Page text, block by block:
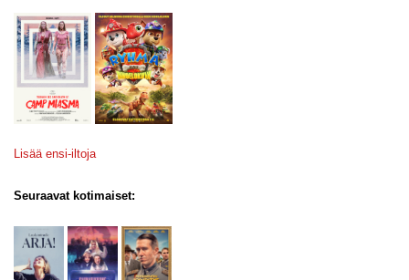
Lisää ensi-iltoja
Seuraavat kotimaiset: